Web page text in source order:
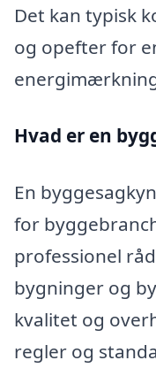
Det kan typisk
og opefter for
Hvad er en
En
for
professionel
bygninger og
kvalitet og
regler og